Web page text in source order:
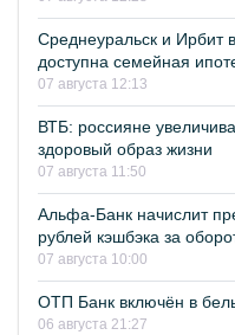
Среднеуральск и Ирбит
доступна семейная
07 августа 12:13
ВТБ: россияне
здоровый образ жизни
07 августа 11:50
Альфа-Банк начислит
рублей кэшбэка за
07 августа 10:00
ОТП Банк включён в
06 августа 21:27